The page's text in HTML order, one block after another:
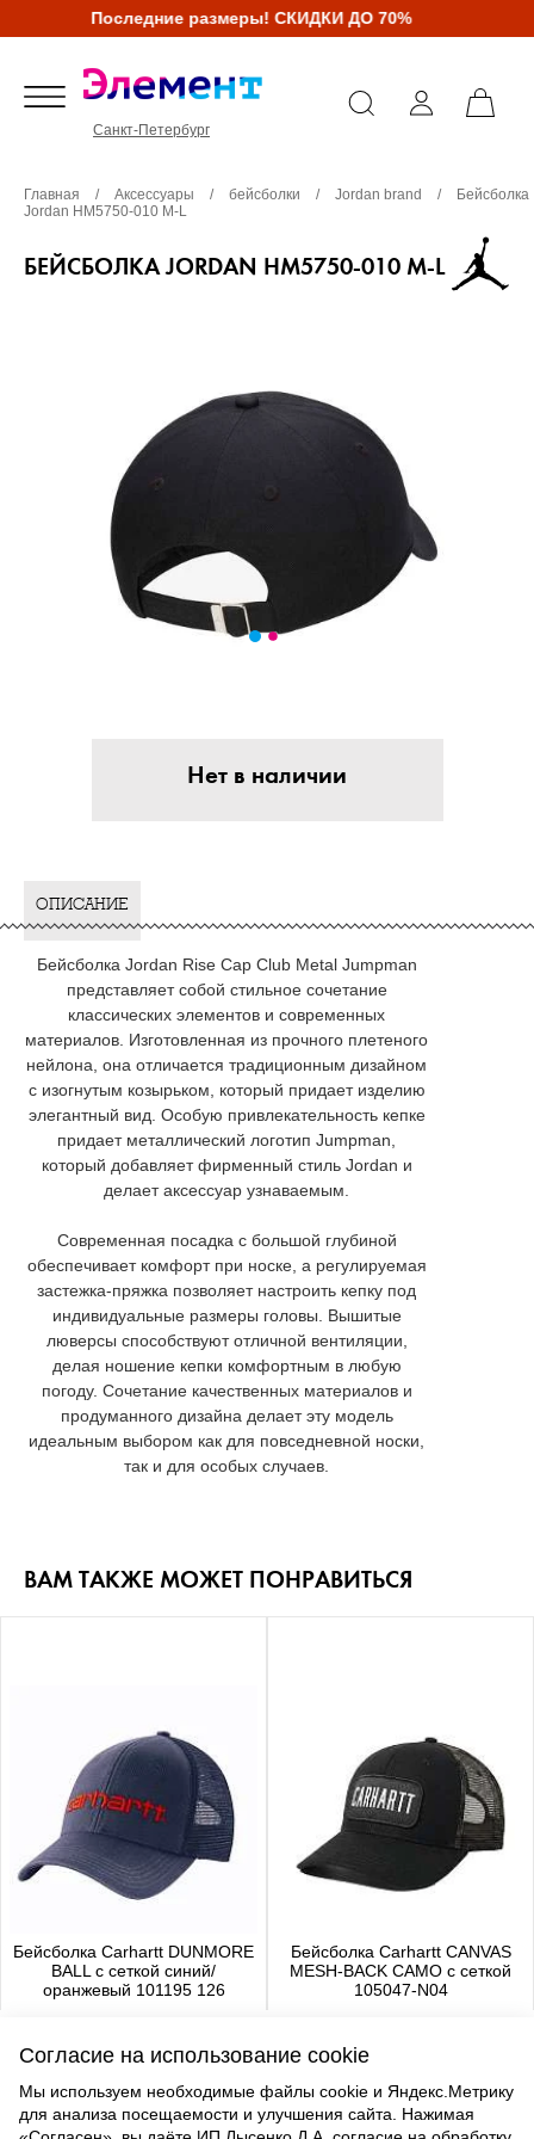
Последние размеры! СКИДКИ ДО 70%
Санкт-Петербург
Главная / Аксессуары / бейсболки / Jordan brand /
Бейсболка
Jordan HM5750-010 M-L
БЕЙСБОЛКА JORDAN HM5750-010 M-L
Нет в наличии
ОПИСАНИЕ
Бейсболка Jordan Rise Cap Club Metal Jumpman
представляет собой стильное сочетание
классических элементов и современных
материалов. Изготовленная из прочного плетеного
нейлона, она отличается традиционным дизайном
с изогнутым козырьком, который придает изделию
элегантный вид. Особую привлекательность кепке
придает металлический логотип Jumpman,
который добавляет фирменный стиль Jordan и
делает аксессуар узнаваемым.
Современная посадка с большой глубиной
обеспечивает комфорт при носке, а регулируемая
застежка-пряжка позволяет настроить кепку под
индивидуальные размеры головы. Вышитые
люверсы способствуют отличной вентиляции,
делая ношение кепки комфортным в любую
погоду. Сочетание качественных материалов и
продуманного дизайна делает эту модель
идеальным выбором как для повседневной носки,
так и для особых случаев.
ВАМ ТАКЖЕ МОЖЕТ ПОНРАВИТЬСЯ
Бейсболка Carhartt DUNMORE
BALL с сеткой синий/
оранжевый 101195 126
Бейсболка Carhartt CANVAS
MESH-BACK CAMO с сеткой
105047-N04
Согласие на использование cookie
Мы используем необходимые файлы cookie и Яндекс.Метрику
для анализа посещаемости и улучшения сайта. Нажимая